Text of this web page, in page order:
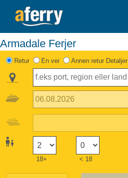
Armadale Ferjer
Retur En vei Annen retur Detaljer
18+ < 18